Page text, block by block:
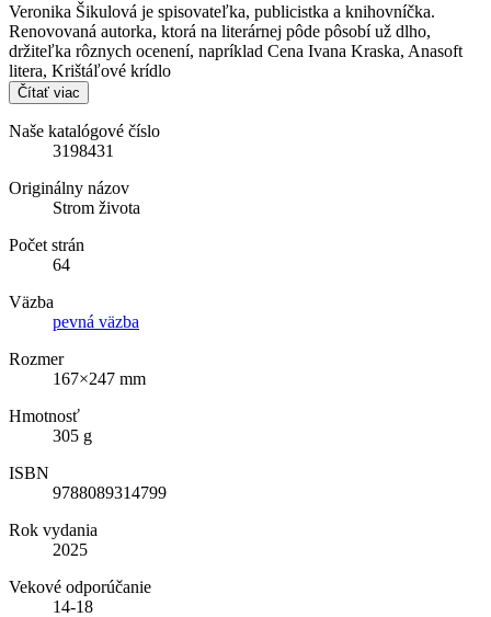
Veronika Šikulová je spisovateľka, publicistka a knihovníčka.
Renovovaná autorka, ktorá na literárnej pôde pôsobí už dlho,
držiteľka rôznych ocenení, napríklad Cena Ivana Kraska, Anasoft
litera, Krištáľové krídlo
Čítať viac
Naše katalógové číslo
3198431
Originálny názov
Strom života
Počet strán
64
Väzba
pevná väzba
Rozmer
167×247 mm
Hmotnosť
305 g
ISBN
9788089314799
Rok vydania
2025
Vekové odporúčanie
14-18